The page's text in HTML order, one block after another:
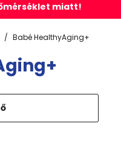
miatt!
Babé HealthyAging+